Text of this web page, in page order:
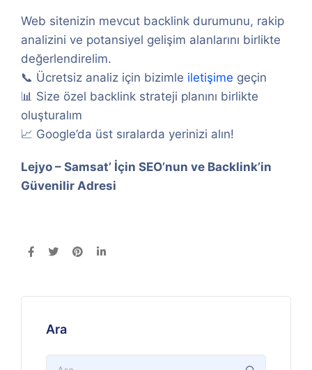
Web sitenizin mevcut backlink durumunu, rakip
analizini ve potansiyel gelişim alanlarını birlikte
değerlendirelim.
📞 Ücretsiz analiz için bizimle iletişime geçin
📊 Size özel backlink strateji planını birlikte
oluşturalım
📈 Google’da üst sıralarda yerinizi alın!
Lejyo – Samsat’ İçin SEO’nun ve Backlink’in
Güvenilir Adresi
Ara